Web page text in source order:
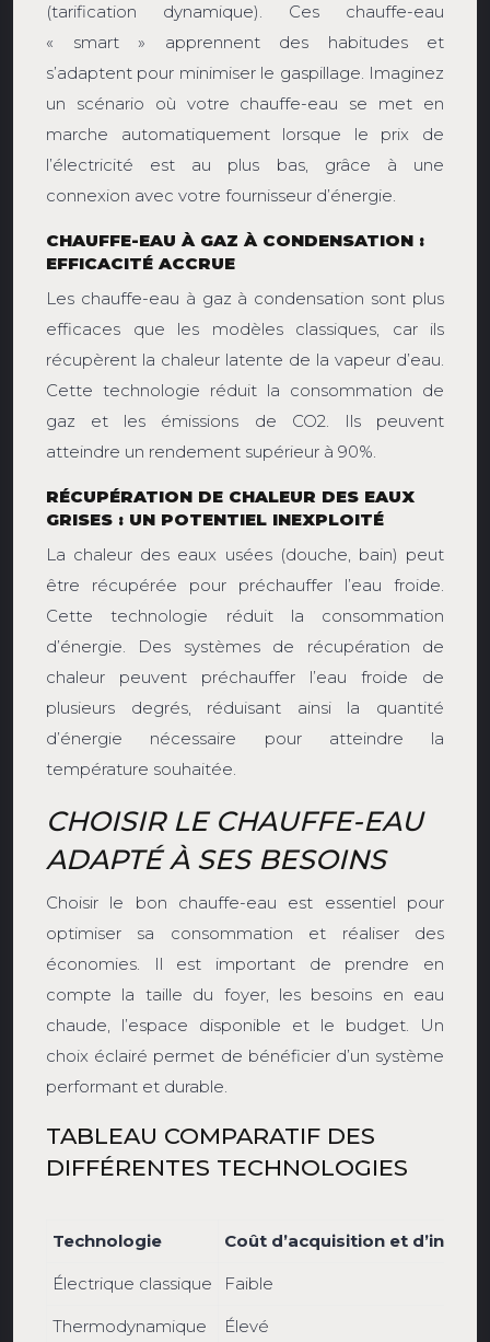
(tarification dynamique). Ces chauffe-eau
« smart » apprennent des habitudes et
s’adaptent pour minimiser le gaspillage. Imaginez
un scénario où votre chauffe-eau se met en
marche automatiquement lorsque le prix de
l’électricité est au plus bas, grâce à une
connexion avec votre fournisseur d’énergie.
CHAUFFE-EAU À GAZ À CONDENSATION :
EFFICACITÉ ACCRUE
Les chauffe-eau à gaz à condensation sont plus
efficaces que les modèles classiques, car ils
récupèrent la chaleur latente de la vapeur d’eau.
Cette technologie réduit la consommation de
gaz et les émissions de CO2. Ils peuvent
atteindre un rendement supérieur à 90%.
RÉCUPÉRATION DE CHALEUR DES EAUX
GRISES : UN POTENTIEL INEXPLOITÉ
La chaleur des eaux usées (douche, bain) peut
être récupérée pour préchauffer l’eau froide.
Cette technologie réduit la consommation
d’énergie. Des systèmes de récupération de
chaleur peuvent préchauffer l’eau froide de
plusieurs degrés, réduisant ainsi la quantité
d’énergie nécessaire pour atteindre la
température souhaitée.
CHOISIR LE CHAUFFE-EAU
ADAPTÉ À SES BESOINS
Choisir le bon chauffe-eau est essentiel pour
optimiser sa consommation et réaliser des
économies. Il est important de prendre en
compte la taille du foyer, les besoins en eau
chaude, l’espace disponible et le budget. Un
choix éclairé permet de bénéficier d’un système
performant et durable.
TABLEAU COMPARATIF DES
DIFFÉRENTES TECHNOLOGIES
Technologie Coût d’acquisition et
Électrique classique Faible
Thermodynamique Élevé